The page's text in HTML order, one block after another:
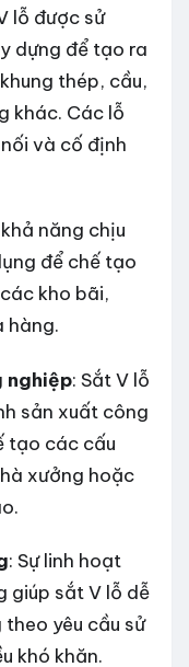
lỗ được sử
dựng để tạo ra
thép, cầu,
khác. Các lỗ
và cố định
năng chịu
để chế tạo
kho bãi,
hàng.
nghiệp: Sắt V lỗ
sản xuất công
tạo các cấu
xưởng hoặc
: Sự linh hoạt
giúp sắt V lỗ dễ
yêu cầu sử
khó khăn.